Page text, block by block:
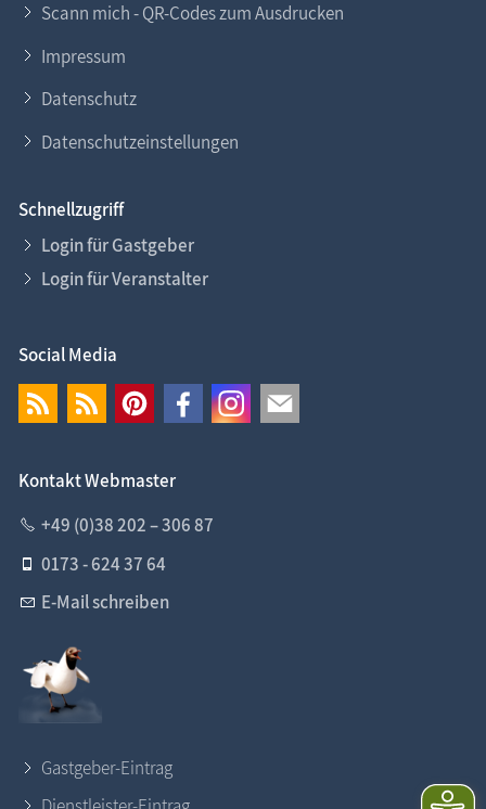
Scann mich - QR-Codes zum Ausdrucken
Impressum
Datenschutz
Datenschutzeinstellungen
Schnellzugriff
Login für Gastgeber
Login für Veranstalter
Social Media
Kontakt Webmaster
+49 (0)38 202 – 306 87
0173 - 624 37 64
E-Mail schreiben
Gastgeber-Eintrag